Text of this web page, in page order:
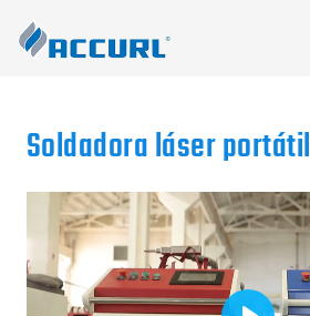
Soldadora láser portátil